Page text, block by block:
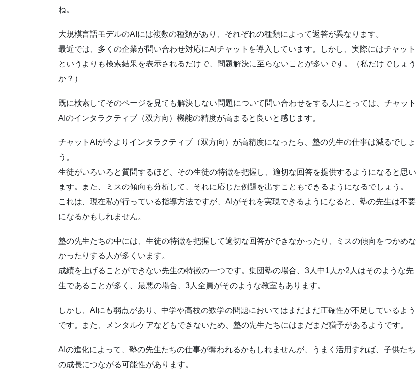
ね。
大規模言語モデルのAIには複数の種類があり、それぞれの種類によって返答が異なります。
最近では、多くの企業が問い合わせ対応にAIチャットを導入しています。しかし、実際にはチャット
というよりも検索結果を表示されるだけで、問題解決に至らないことが多いです。（私だけでしょう
か？）
既に検索してそのページを見ても解決しない問題について問い合わせをする人にとっては、チャット
AIのインタラクティブ（双方向）機能の精度が高まると良いと感じます。
チャットAIが今よりインタラクティブ（双方向）が高精度になったら、塾の先生の仕事は減るでしょ
う。
生徒がいろいろと質問するほど、その生徒の特徴を把握し、適切な回答を提供するようになると思い
ます。また、ミスの傾向も分析して、それに応じた例題を出すこともできるようになるでしょう。
これは、現在私が行っている指導方法ですが、AIがそれを実現できるようになると、塾の先生は不要
になるかもしれません。
塾の先生たちの中には、生徒の特徴を把握して適切な回答ができなかったり、ミスの傾向をつかめな
かったりする人が多くいます。
成績を上げることができない先生の特徴の一つです。集団塾の場合、3人中1人か2人はそのような先
生であることが多く、最悪の場合、3人全員がそのような教室もあります。
しかし、AIにも弱点があり、中学や高校の数学の問題においてはまだまだ正確性が不足しているよう
です。また、メンタルケアなどもできないため、塾の先生たちにはまだまだ猶予があるようです。
AIの進化によって、塾の先生たちの仕事が奪われるかもしれませんが、うまく活用すれば、子供たち
の成長につながる可能性があります。